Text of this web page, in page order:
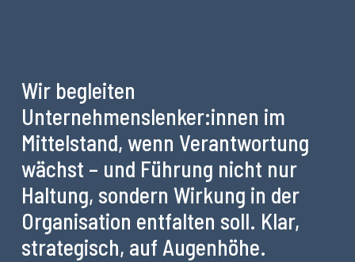
Wir begleiten
Unternehmenslenker:innen im
Mittelstand, wenn Verantwortung
wächst – und Führung nicht nur
Haltung, sondern Wirkung in der
Organisation entfalten soll. Klar,
strategisch, auf Augenhöhe.